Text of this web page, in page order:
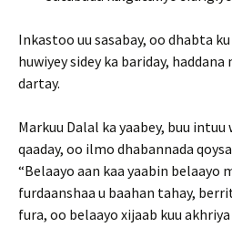
Inkastoo uu sasabay, oo dhabta
huwiyey sidey ka bariday,
dartay.
Markuu Dalal ka yaabey, buu
qaaday, oo ilmo dhabannada
“Belaayo aan kaa yaabin belaayo
furdaanshaa u baahan tahay,
fura, oo belaayo xijaab kuu akhriya